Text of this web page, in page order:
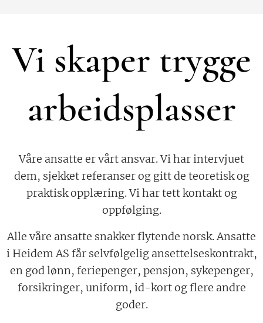
Vi skaper trygge
arbeidsplasser
Våre ansatte er vårt ansvar. Vi har intervjuet
dem, sjekket referanser og gitt de teoretisk og
praktisk opplæring. Vi har tett kontakt og
oppfølging.
Alle våre ansatte snakker flytende norsk. Ansatte
i Heidem AS får selvfølgelig ansettelseskontrakt,
en god lønn, feriepenger, pensjon, sykepenger,
forsikringer, uniform, id-kort og flere andre
goder.